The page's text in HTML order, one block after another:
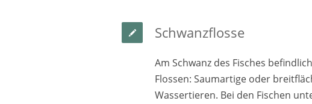
Schwanzflosse
Am Schwanz des Fisches
Flossen: Saumartige oder
Wassertieren. Bei den Fischen